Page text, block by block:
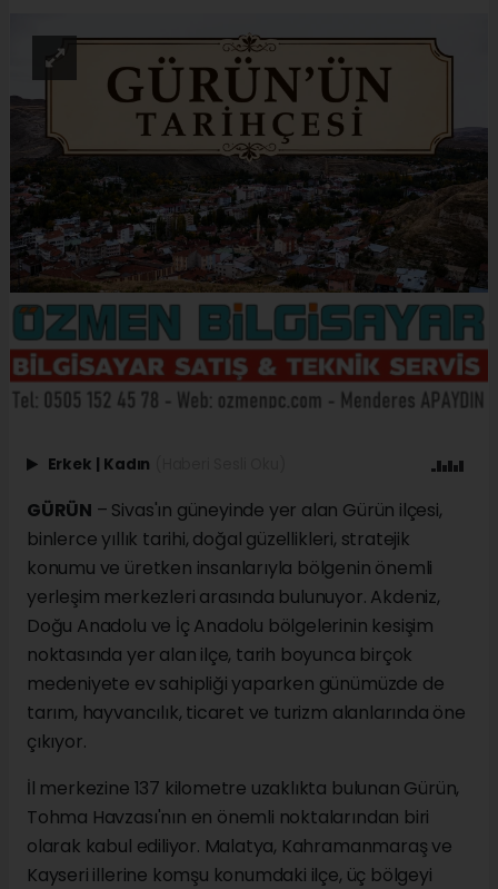
Erkek | Kadın
GÜRÜN – Sivas'ın güneyinde yer alan Gürün ilçesi,
binlerce yıllık tarihi, doğal güzellikleri, stratejik
konumu ve üretken insanlarıyla bölgenin önemli
yerleşim merkezleri arasında bulunuyor. Akdeniz,
Doğu Anadolu ve İç Anadolu bölgelerinin kesişim
noktasında yer alan ilçe, tarih boyunca birçok
medeniyete ev sahipliği yaparken günümüzde de
tarım, hayvancılık, ticaret ve turizm alanlarında öne
çıkıyor.
İl merkezine 137 kilometre uzaklıkta bulunan Gürün,
Tohma Havzası'nın en önemli noktalarından biri
olarak kabul ediliyor. Malatya, Kahramanmaraş ve
Kayseri illerine komşu konumdaki ilçe, üç bölgeyi